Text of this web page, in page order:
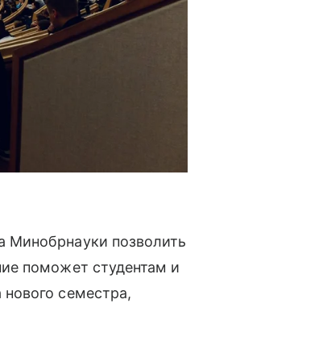
Минобрнауки позволить
поможет студентам и
семестра,